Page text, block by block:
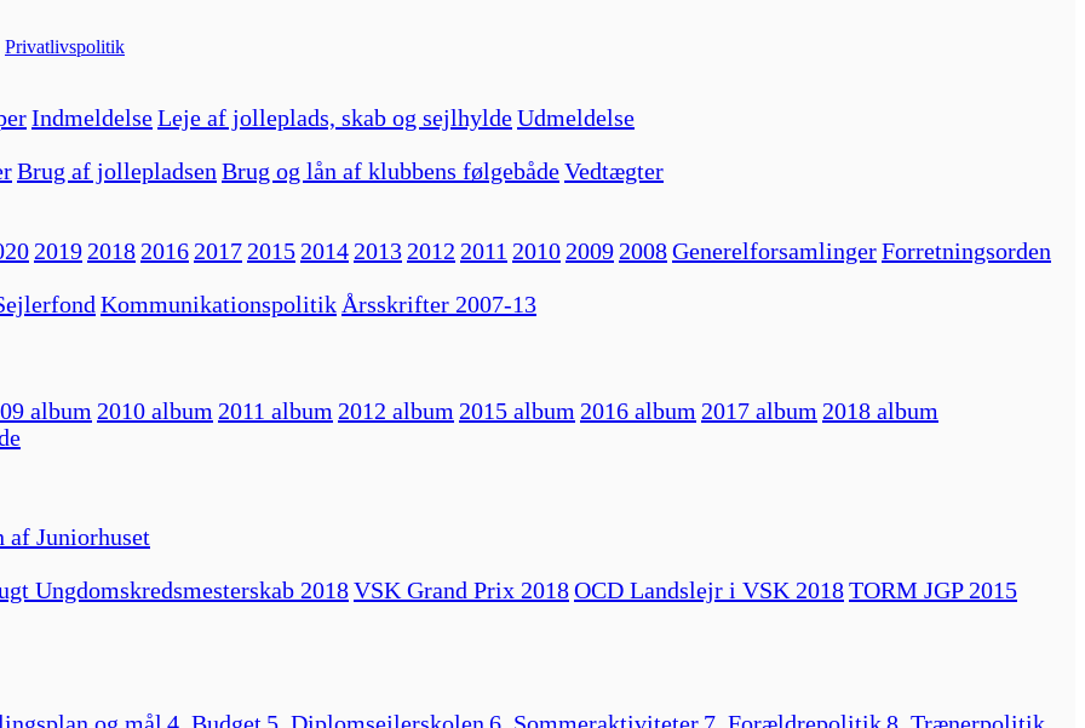
Privatlivspolitik
IndmeldelseLeje af jolleplads, skab og sejlhyldeUdmeldelse
Brug af jollepladsen Brug og lån af klubbens følgebådeVedtægter
2019 2018 2016 2017 2015 2014 2013 2012 2011 2010 2009 2008GenerelforsamlingerForretningsorden
Kommunikationspolitik Årsskrifter 2007-13
album 2010 album 2011 album 2012 album 2015 album 2016 album 2017 album 2018 album
af Juniorhuset
Ungdomskredsmesterskab 2018VSK Grand Prix 2018OCD Landslejr i VSK 2018TORM JGP 2015